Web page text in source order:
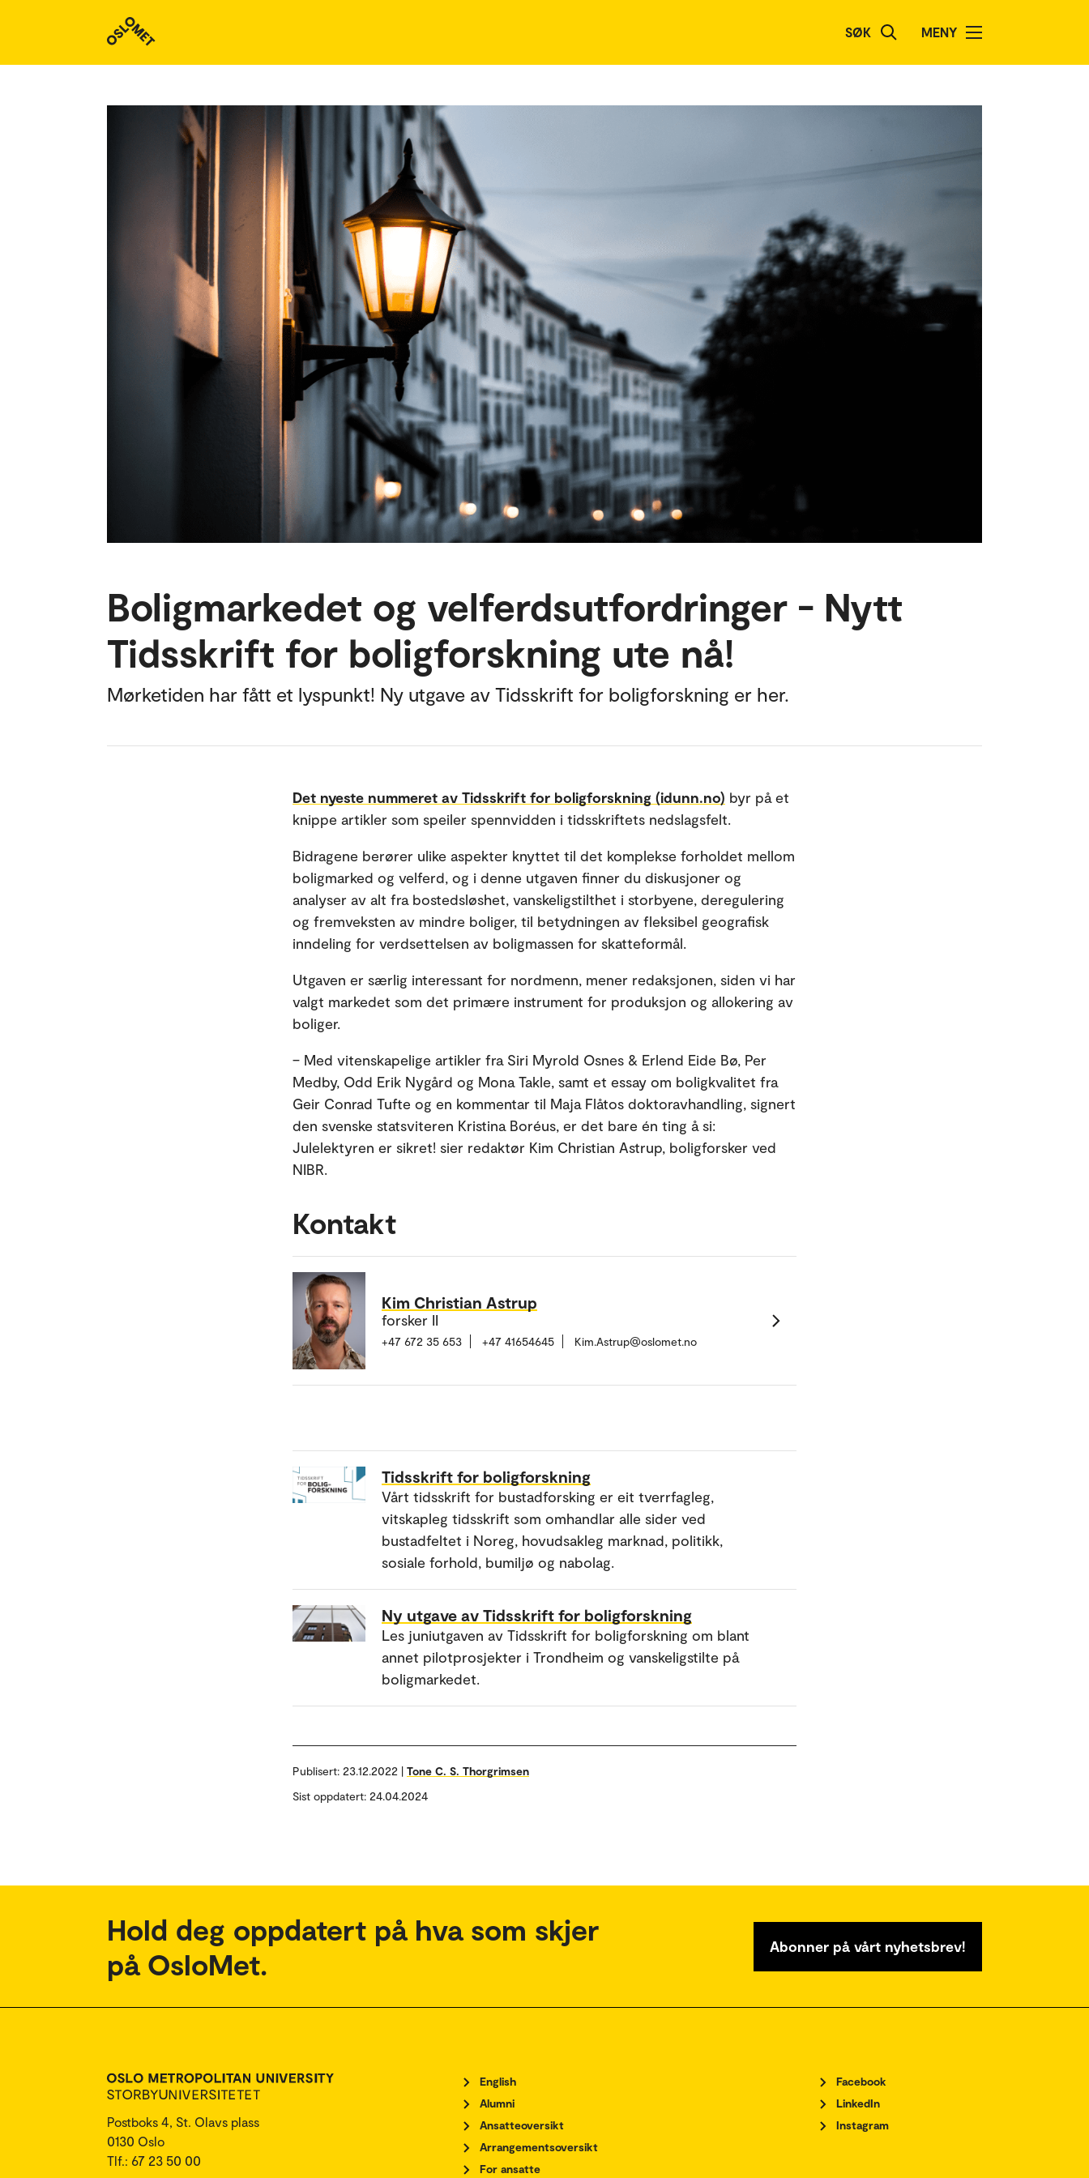
SØK MENY
Boligmarkedet og velferdsutfordringer - Nytt
Tidsskrift for boligforskning ute nå!
Mørketiden har fått et lyspunkt! Ny utgave av Tidsskrift for boligforskning er her.
Det nyeste nummeret av Tidsskrift for boligforskning (idunn.no) byr på et
knippe artikler som speiler spennvidden i tidsskriftets nedslagsfelt.
Bidragene berører ulike aspekter knyttet til det komplekse forholdet mellom
boligmarked og velferd, og i denne utgaven finner du diskusjoner og
analyser av alt fra bostedsløshet, vanskeligstilthet i storbyene, deregulering
og fremveksten av mindre boliger, til betydningen av fleksibel geografisk
inndeling for verdsettelsen av boligmassen for skatteformål.
Utgaven er særlig interessant for nordmenn, mener redaksjonen, siden vi har
valgt markedet som det primære instrument for produksjon og allokering av
boliger.
– Med vitenskapelige artikler fra Siri Myrold Osnes & Erlend Eide Bø, Per
Medby, Odd Erik Nygård og Mona Takle, samt et essay om boligkvalitet fra
Geir Conrad Tufte og en kommentar til Maja Flåtos doktoravhandling, signert
den svenske statsviteren Kristina Boréus, er det bare én ting å si:
Julelektyren er sikret! sier redaktør Kim Christian Astrup, boligforsker ved
NIBR.
Kontakt
Kim Christian Astrup
forsker II
+47 672 35 653 +47 41654645 Kim.Astrup@oslomet.no
Tidsskrift for boligforskning
Vårt tidsskrift for bustadforsking er eit tverrfagleg,
vitskapleg tidsskrift som omhandlar alle sider ved
bustadfeltet i Noreg, hovudsakleg marknad, politikk,
sosiale forhold, bumiljø og nabolag.
Ny utgave av Tidsskrift for boligforskning
Les juniutgaven av Tidsskrift for boligforskning om blant
annet pilotprosjekter i Trondheim og vanskeligstilte på
boligmarkedet.
Publisert: 23.12.2022 | Tone C. S. Thorgrimsen
Sist oppdatert: 24.04.2024
Hold deg oppdatert på hva som skjer
på OsloMet.
Abonner på vårt nyhetsbrev!
Postboks 4, St. Olavs plass
0130 Oslo
Tlf.: 67 23 50 00
English
Alumni
Ansatteoversikt
Arrangementsoversikt
For ansatte
Facebook
LinkedIn
Instagram